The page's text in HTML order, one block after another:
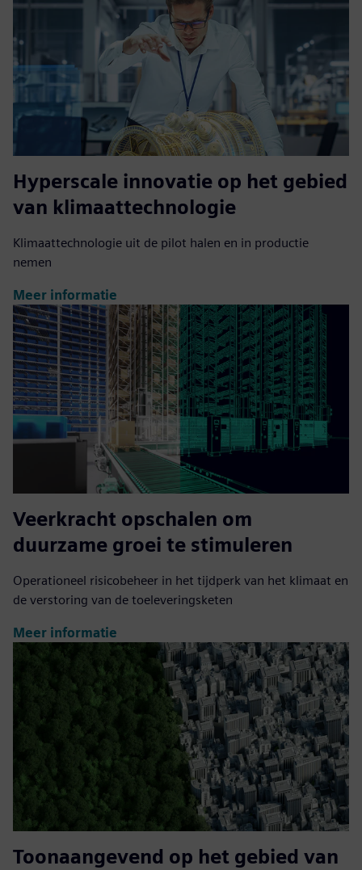
Hyperscale innovatie op het gebied
van klimaattechnologie
Klimaattechnologie uit de pilot halen en in productie
nemen
Meer informatie
Veerkracht opschalen om
duurzame groei te stimuleren
Operationeel risicobeheer in het tijdperk van het klimaat en
de verstoring van de toeleveringsketen
Meer informatie
Toonaangevend op het gebied van